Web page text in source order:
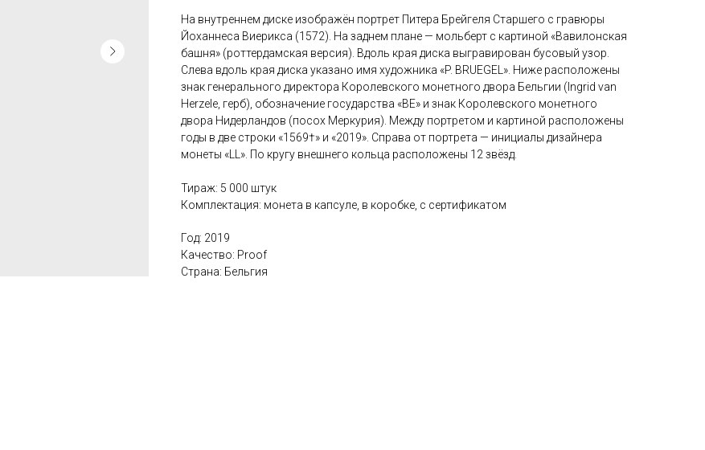
На внутреннем диске изображён портрет Питера Брейгеля Старшего с гравюры
Йоханнеса Виерикса (1572). На заднем плане — мольберт с картиной «Вавилонская
башня» (роттердамская версия). Вдоль края диска выгравирован бусовый узор.
Слева вдоль края диска указано имя художника «P. BRUEGEL». Ниже расположены
знак генерального директора Королевского монетного двора Бельгии (Ingrid van
Herzele, герб), обозначение государства «BE» и знак Королевского монетного
двора Нидерландов (посох Меркурия). Между портретом и картиной расположены
годы в две строки «1569†» и «2019». Справа от портрета — инициалы дизайнера
монеты «LL». По кругу внешнего кольца расположены 12 звёзд.
Тираж: 5 000 штук
Комплектация: монета в капсуле, в коробке, с сертификатом
Год: 2019
Качество: Proof
Страна: Бельгия